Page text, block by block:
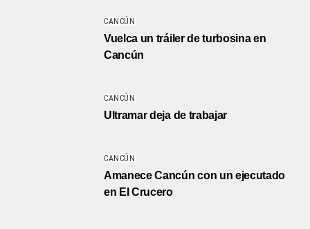
CANCÚN
Vuelca un tráiler de turbosina en
Cancún
CANCÚN
Ultramar deja de trabajar
CANCÚN
Amanece Cancún con un ejecutado
en El Crucero